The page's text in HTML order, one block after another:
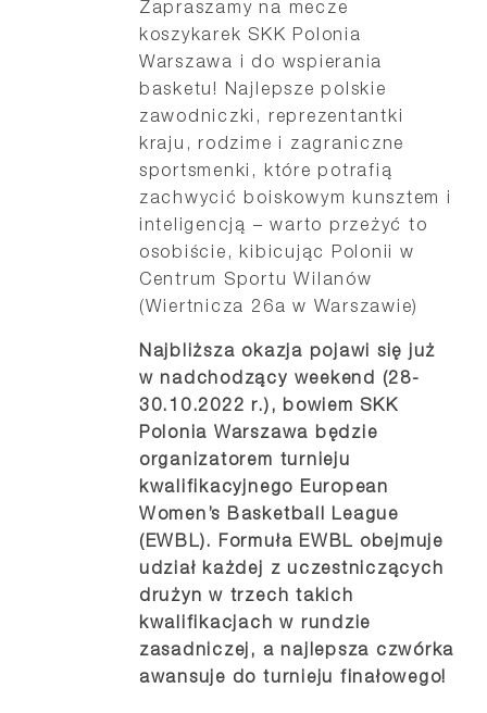
Zapraszamy na mecze
koszykarek SKK Polonia
Warszawa i do wspierania
basketu! Najlepsze polskie
zawodniczki, reprezentantki
kraju, rodzime i zagraniczne
sportsmenki, które potrafią
zachwycić boiskowym kunsztem i
inteligencją – warto przeżyć to
osobiście, kibicując Polonii w
Centrum Sportu Wilanów
(Wiertnicza 26a w Warszawie)
Najbliższa okazja pojawi się już
w nadchodzący weekend (28-
30.10.2022 r.), bowiem SKK
Polonia Warszawa będzie
organizatorem turnieju
kwalifikacyjnego European
Women’s Basketball League
(EWBL). Formuła EWBL obejmuje
udział każdej z uczestniczących
drużyn w trzech takich
kwalifikacjach w rundzie
zasadniczej, a najlepsza czwórka
awansuje do turnieju finałowego!